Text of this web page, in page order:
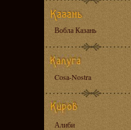
Вобла Казань
Cosa-Nostra
Алиби